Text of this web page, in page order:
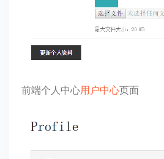
前端个人中心用户中心页面